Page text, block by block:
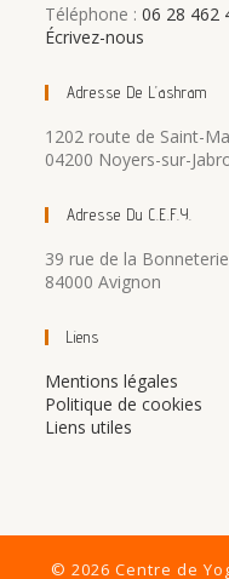
Téléphone :06 28 462
Écrivez-nous
Adresse De L’ashram
1202 route de Saint-
04200 Noyers-sur-
Adresse Du C.E.F.Y.
39 rue de la Bonneterie
84000 Avignon
Liens
Mentions légales
Politique de cookies
Liens utiles
© 2026 Centre de